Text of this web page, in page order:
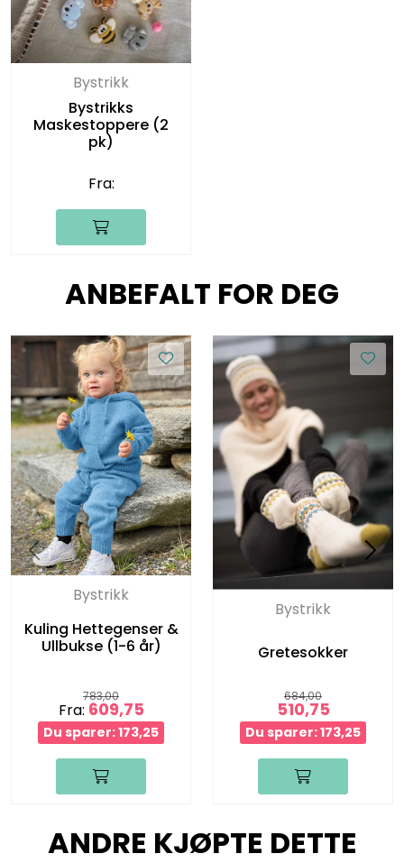
Bystrikk
Bystrikks
Maskestoppere (2
pk)
Fra:
ANBEFALT FOR DEG
Bystrikk
Kuling Hettegenser &
Ullbukse (1-6 år)
783,00
Fra: 609,75
Du sparer: 173,25
Bystrikk
Gretesokker
684,00
510,75
Du sparer: 173,25
ANDRE KJØPTE DETTE